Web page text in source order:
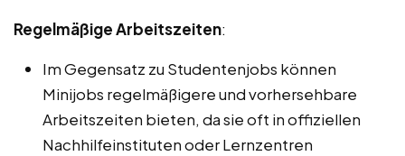
Regelmäßige Arbeitszeiten:
Im Gegensatz zu Studentenjobs können
Minijobs regelmäßigere und vorhersehbare
Arbeitszeiten bieten, da sie oft in offiziellen
Nachhilfeinstituten oder Lernzentren